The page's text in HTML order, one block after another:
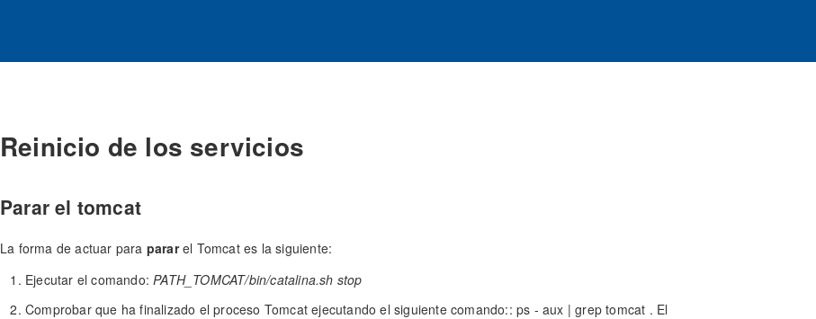
Reinicio de los servicios
Parar el tomcat
La forma de actuar para pararel Tomcat es la siguiente:
Ejecutar el comando:PATH_TOMCAT/bin/catalina.sh stop
Comprobar que ha finalizado el proceso Tomcat ejecutando el siguiente comando:: ps - aux | grep tomcat . El